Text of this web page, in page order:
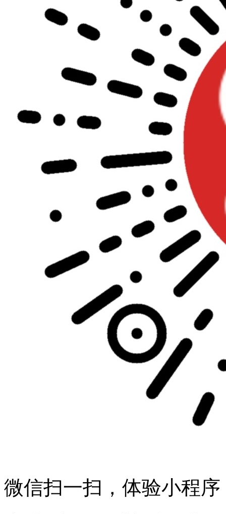
微信扫一扫，体验小程序